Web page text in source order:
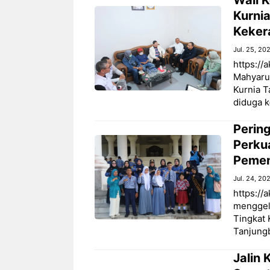
Jul. 25,
https://
Kurnia
diduga
Jul. 24,
https://
Tingkat
Jalin